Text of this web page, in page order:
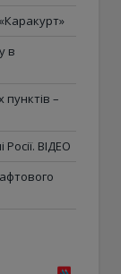
в
пунктів –
ВІДЕО